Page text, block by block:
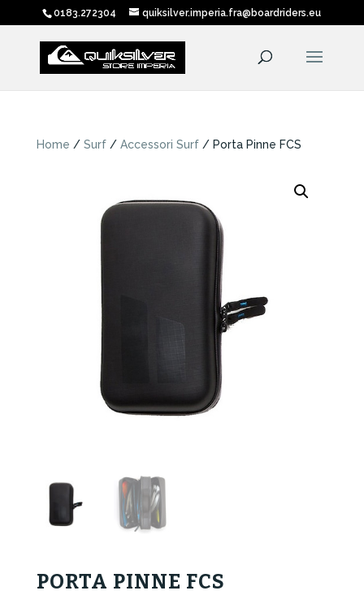
0183.272304 quiksilver.imperia.fra@boardriders.eu
Home / Surf/ Accessori Surf/ Porta Pinne FCS
PORTA PINNE FCS